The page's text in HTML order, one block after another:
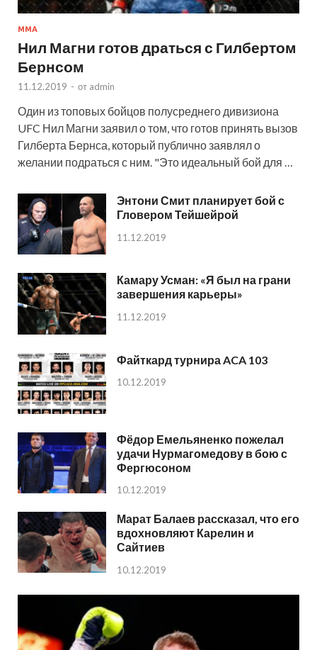
MMA
Нил Магни готов драться с Гилбертом
Бернсом
11.12.2019 - от admin
Один из топовых бойцов полусреднего дивизиона
UFC Нил Магни заявил о том, что готов принять вызов
Гилберта Бернса, который публично заявлял о
желании подраться с ним. "Это идеальный бой для …
Энтони Смит планирует бой с
Гловером Тейшейрой
11.12.2019
Камару Усман: «Я был на грани
завершения карьеры»
11.12.2019
Файткард турнира ACA 103
10.12.2019
Фёдор Емельяненко пожелал
удачи Нурмагомедову в бою с
Фергюсоном
10.12.2019
Марат Балаев рассказал, что его
вдохновляют Карелин и
Сайтиев
10.12.2019